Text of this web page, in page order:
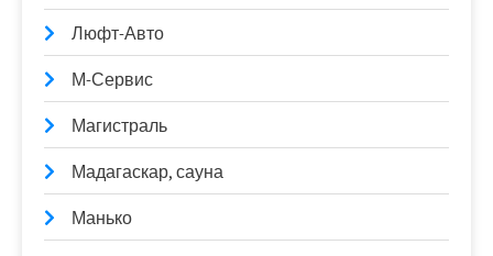
Люфт-Авто
М-Сервис
Магистраль
Мадагаскар, сауна
Манько